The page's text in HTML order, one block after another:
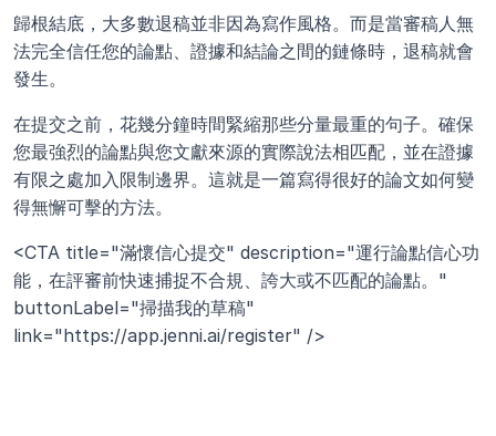
歸根結底，大多數退稿並非因為寫作風格。而是當審稿人無
法完全信任您的論點、證據和結論之間的鏈條時，退稿就會
發生。
在提交之前，花幾分鐘時間緊縮那些分量最重的句子。確保
您最強烈的論點與您文獻來源的實際說法相匹配，並在證據
有限之處加入限制邊界。這就是一篇寫得很好的論文如何變
得無懈可擊的方法。
<CTA title="滿懷信心提交" description="運行論點信心功
能，在評審前快速捕捉不合規、誇大或不匹配的論點。"
buttonLabel="掃描我的草稿"
link="https://app.jenni.ai/register" />